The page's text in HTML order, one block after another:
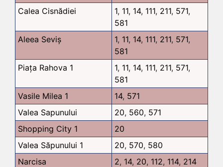
Calea Cisnădiei
1, 11, 14, 111, 211, 571,
581
Aleea Seviș
1, 11, 14, 111, 211, 571,
581
Piața Rahova 1
1, 11, 14, 111, 211, 571,
581
Vasile Milea 1
14, 571
Valea Sapunului
20, 560, 571
Shopping City 1
20
Valea Săpunului 1
20, 570, 580
Narcisa
2, 14, 20, 112, 114, 214